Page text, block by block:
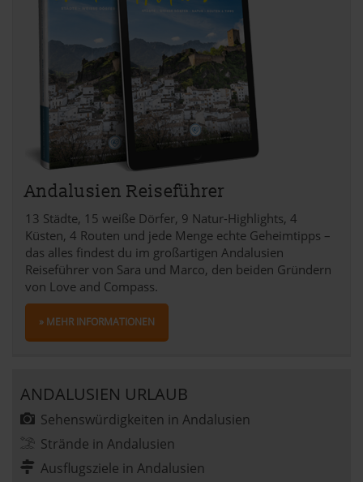
Andalusien Reiseführer
13 Städte, 15 weiße Dörfer, 9 Natur-Highlights, 4
Küsten, 4 Routen und jede Menge echte Geheimtipps –
das alles findest du im großartigen Andalusien
Reiseführer von Sara und Marco, den beiden Gründern
von Love and Compass.
» MEHR INFORMATIONEN
ANDALUSIEN URLAUB
Sehenswürdigkeiten in Andalusien
Strände in Andalusien
Ausflugsziele in Andalusien